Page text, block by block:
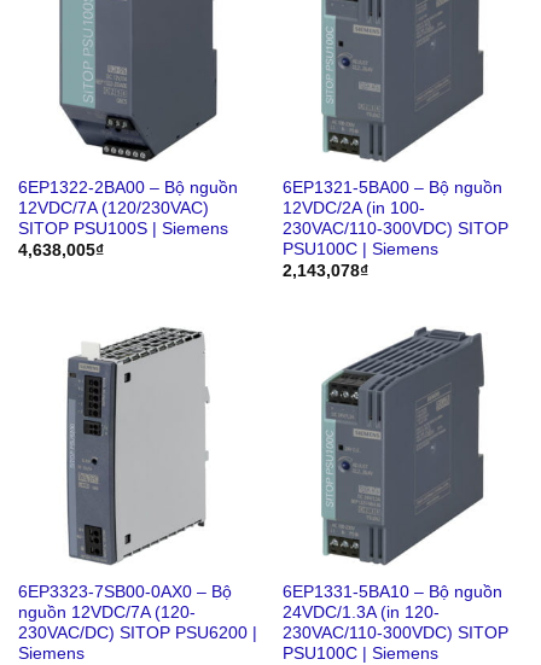
6EP1322-2BA00 – Bộ nguồn
12VDC/7A (120/230VAC)
SITOP PSU100S | Siemens
4,638,005₫
6EP1321-5BA00 – Bộ nguồn
12VDC/2A (in 100-
230VAC/110-300VDC) SITOP
PSU100C | Siemens
2,143,078₫
6EP3323-7SB00-0AX0 – Bộ
nguồn 12VDC/7A (120-
230VAC/DC) SITOP PSU6200 |
Siemens
6EP1331-5BA10 – Bộ nguồn
24VDC/1.3A (in 120-
230VAC/110-300VDC) SITOP
PSU100C | Siemens